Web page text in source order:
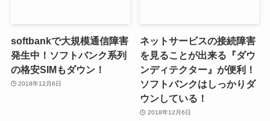
softbankで大規模通信障害
発生中！ソフトバンク系列
の格安SIMもダウン！
2018年12月6日
ネットサービスの接続障害
を見ることが出来る『ダウ
ンディテクター』が便利！
ソフトバンクはしっかりダ
ウンしている！
2018年12月6日